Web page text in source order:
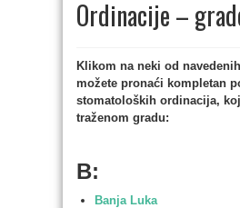
Ordinacije –
Klikom na neki od
možete pronaći kompletan
stomatoloških ordinacija,
traženom gradu:
B:
Banja Luka